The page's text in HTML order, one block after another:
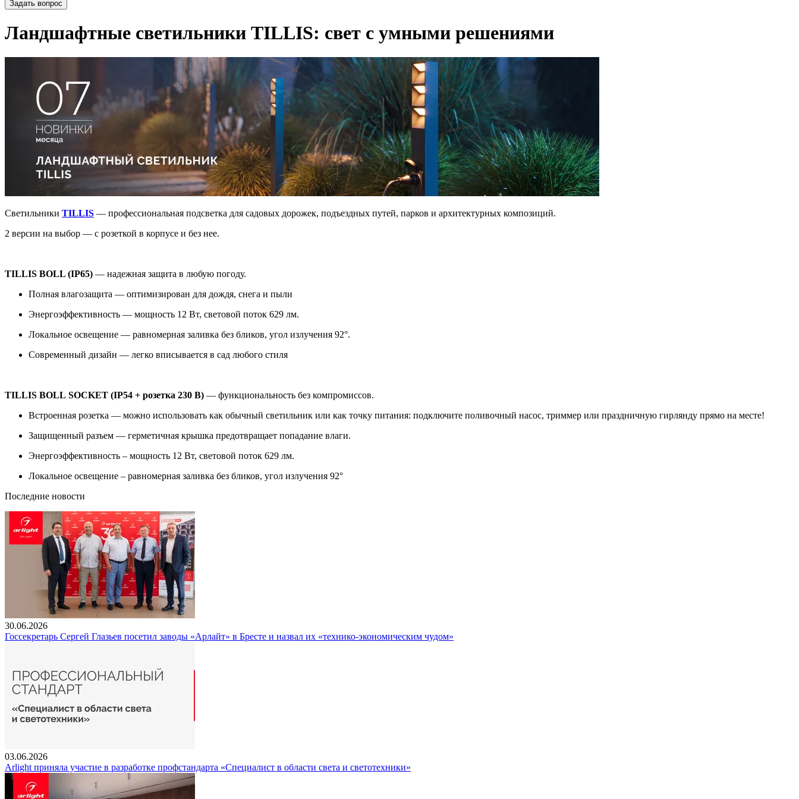
Задать вопрос
Ландшафтные светильники TILLIS: свет с умными решениями
Светильники TILLIS — профессиональная подсветка для садовых дорожек, подъездных путей, парков и архитектурных композиций.
2 версии на выбор — с розеткой в корпусе и без нее.
TILLIS BOLL (IP65) — надежная защита в любую погоду.
Полная влагозащита — оптимизирован для дождя, снега и пыли
Энергоэффективность — мощность 12 Вт, световой поток 629 лм.
Локальное освещение — равномерная заливка без бликов, угол излучения 92°.
Современный дизайн — легко вписывается в сад любого стиля
TILLIS BOLL SOCKET (IP54 + розетка 230 В) — функциональность без компромиссов.
Встроенная розетка — можно использовать как обычный светильник или как точку питания: подключите поливочный насос, триммер или праздничную гирлянду прямо на месте!
Защищенный разъем — герметичная крышка предотвращает попадание влаги.
Энергоэффективность – мощность 12 Вт, световой поток 629 лм.
Локальное освещение – равномерная заливка без бликов, угол излучения 92°
Последние новости
30.06.2026
Госсекретарь Сергей Глазьев посетил заводы «Арлайт» в Бресте и назвал их «технико-экономическим чудом»
03.06.2026
Arlight приняла участие в разработке профстандарта «Специалист в области света и светотехники»